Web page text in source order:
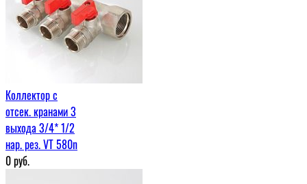
Коллектор с
отсек. кранами 3
выхода 3/4* 1/2
нар. рез. VT 580n
0руб.